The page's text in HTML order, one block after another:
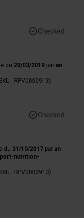
Checked
du 20/03/2019 par an
: RPV0000913)
Checked
du 31/10/2017 par an
nutrition-
: RPV0000913)